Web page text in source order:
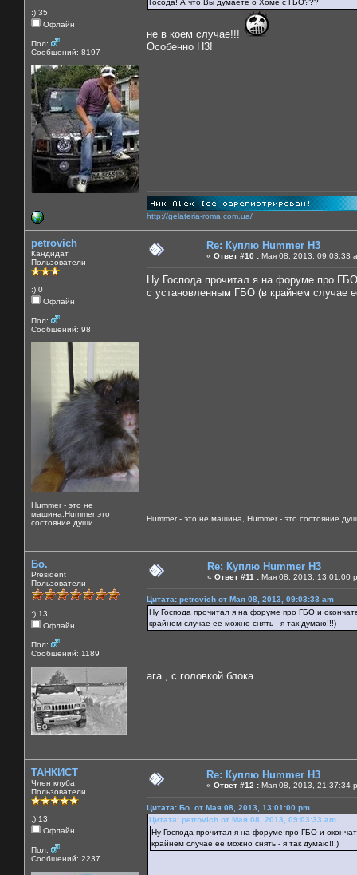
:) 35
Офлайн
Пол:
Сообщений: 8197
Госода! А что Вы думаете о Хоме с ГБО???
не в коем случае!!!
Особенно Н3!
http://gelateria-roma.com.ua/
petrovich
Кандидат
Пользователи
:) 0
Офлайн
Пол:
Сообщений: 98
Hummer - это не
машина,Hummer это
состояние души
Re: Куплю Hummer H3
« Ответ #10 : Мая 08, 2013, 09:03:33
Ну Господа прочитал я на форуме про
с установленным ГБО (в крайнем случае
Hummer - это не машина, Hummer - это состояние
Бо.
President
Пользователи
:) 13
Офлайн
Пол:
Сообщений: 1189
Re: Куплю Hummer H3
« Ответ #11 : Мая 08, 2013, 13:01:00
Цитата: petrovich от Мая 08, 2013, 09:03:33 am
Ну Господа прочитал я на форуме про ГБО и
крайнем случае ее можно снять - я так думаю!!!)
ага , с головкой блока
ТАНКИСТ
Член клуба
Пользователи
:) 13
Офлайн
Пол:
Сообщений: 2237
Re: Куплю Hummer H3
« Ответ #12 : Мая 08, 2013, 21:37:34
Цитата: Бо. от Мая 08, 2013, 13:01:00 pm
Цитата: petrovich от Мая 08, 2013, 09:03:33 am
Ну Господа прочитал я на форуме про ГБО и
крайнем случае ее можно снять - я так думаю!!!)